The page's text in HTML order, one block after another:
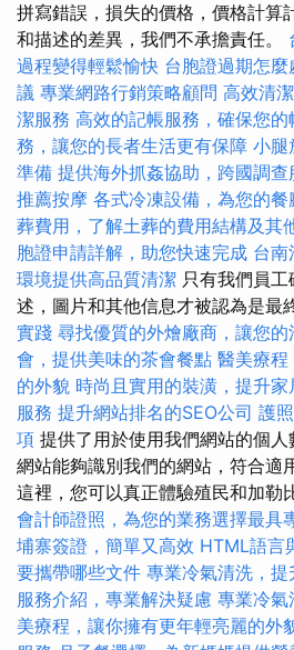
拼寫錯誤，損失的價格，價格計算
和描述的差異，我們不承擔責任。
過程變得輕鬆愉快 台胞證過期怎
議 專業網路行銷策略顧問 高效清
潔服務 高效的記帳服務，確保您的
務，讓您的長者生活更有保障 小腿
準備 提供海外抓姦協助，跨國調查
推薦按摩 各式冷凍設備，為您的
葬費用，了解土葬的費用結構及其
胞證申請詳解，助您快速完成 台南
環境提供高品質清潔 只有我們員
述，圖片和其他信息才被認為是最
實踐 尋找優質的外燴廠商，讓您
會，提供美味的茶會餐點 醫美療程
的外貌 時尚且實用的裝潢，提升家
服務 提升網站排名的SEO公司 護
項 提供了用於使用我們網站的個
網站能夠識別我們的網站，符合適
這裡，您可以真正體驗殖民和加勒
會計師證照，為您的業務選擇最具
埔寨簽證，簡單又高效 HTML語言
要攜帶哪些文件 專業冷氣清洗，提
服務介紹，專業解決疑慮 專業冷氣
美療程，讓你擁有更年輕亮麗的外